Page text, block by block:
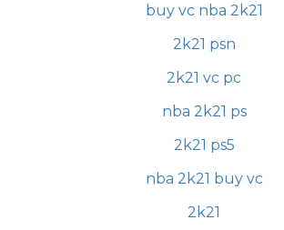
buy vc nba 2k21
2k21 psn
2k21 vc pc
nba 2k21 ps
2k21 ps5
nba 2k21 buy vc
2k21